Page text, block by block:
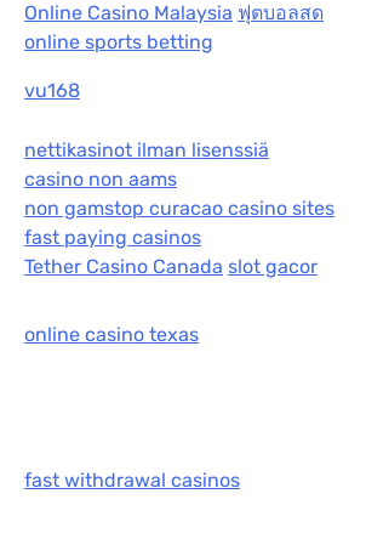
Online Casino Malaysia ฟุตบอลสด
online sports betting
vu168
nettikasinot ilman lisenssiä
casino non aams
non gamstop curacao casino sites
fast paying casinos
Tether Casino Canada slot gacor
online casino texas
fast withdrawal casinos